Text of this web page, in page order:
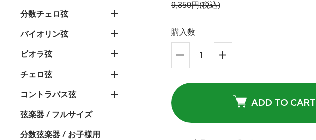
分数チェロ弦
バイオリン弦
ビオラ弦
チェロ弦
コントラバス弦
弦楽器 / フルサイズ
分数弦楽器 / お子様用
9,350円(税込)
購入数
ADD TO CART